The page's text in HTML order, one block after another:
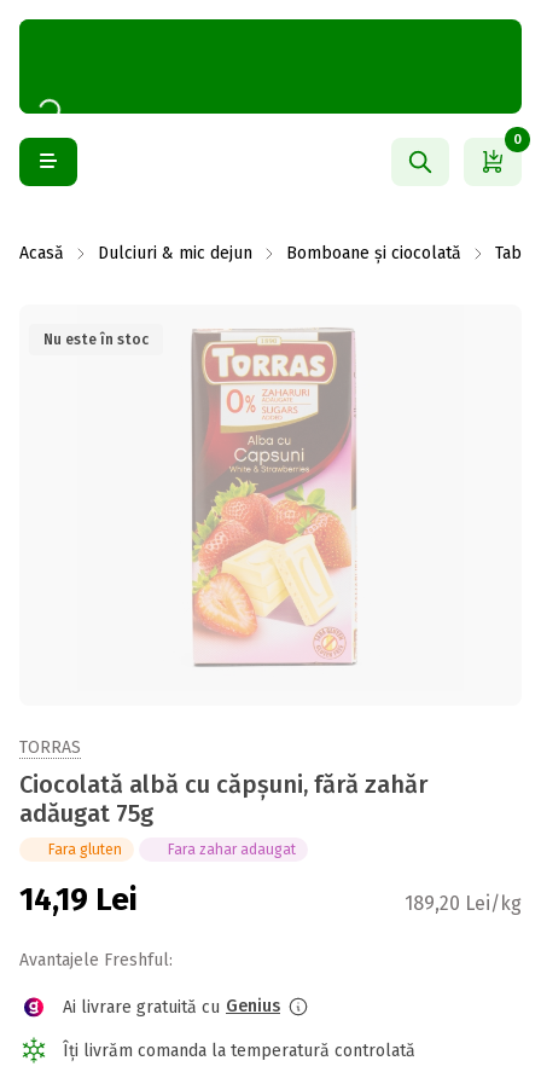
0
Acasă Dulciuri & mic dejun Bomboane și ciocolată
Nu este în stoc
TORRAS
Ciocolată albă cu căpșuni, fără zahăr
adăugat 75g
Fara gluten Fara zahar adaugat
14,19 Lei 189,20 Lei/kg
Avantajele Freshful:
Ai livrare gratuită cu Genius
Îți livrăm comanda la temperatură controlată